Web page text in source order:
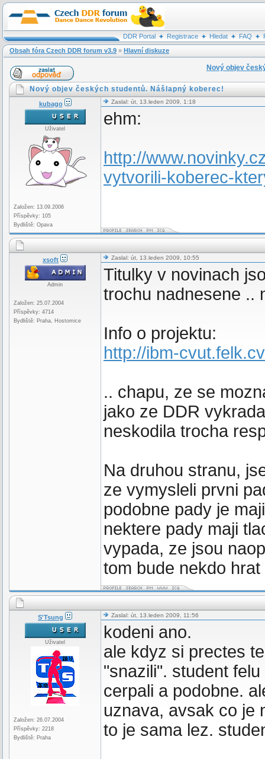
DDR Portal Registrace Hledat FAQ
Obsah fóra Czech DDR forum v3.9 » Hlavní diskuze
Nový objev
Nový objev českých studentů. Nášlapný koberec!
kubago
Uživatel
Založen: 13.09.2006
Příspěvky: 105
Bydliště: Opava
Zaslal: út, 13.leden 2009, 1:18
ehm:
http://
vytvorili-koberec-
xsoft
Admin
Založen: 25.07.2004
Příspěvky: 4714
Bydliště: Praha, Hostomice
Zaslal: út, 13.leden 2009, 10:55
Titulky v novinach
trochu nadnesene ..
Info o projektu:
http://ibm-
.. chapu, ze se
jako ze DDR
neskodila trocha
Na druhou stranu,
ze vymysleli prvni
podobne pady je
nektere pady maji
vypada, ze jsou
tom bude nekdo
S'Tsung
Uživatel
Založen: 26.07.2004
Příspěvky: 2218
Bydliště: Praha
Zaslal: út, 13.leden 2009, 11:56
kodeni ano.
ale kdyz si prectes
"snazili". student
cerpali a podobne.
uznava, avsak co je
to je sama lez.